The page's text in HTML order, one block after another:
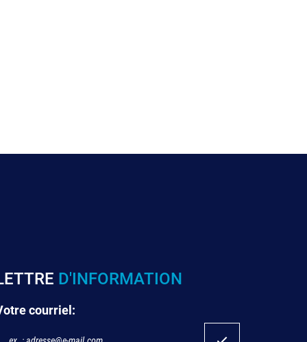
D'INFORMATION
courriel: